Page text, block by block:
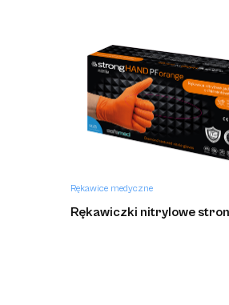
Rękawice medyczne
Rękawiczki nitrylowe